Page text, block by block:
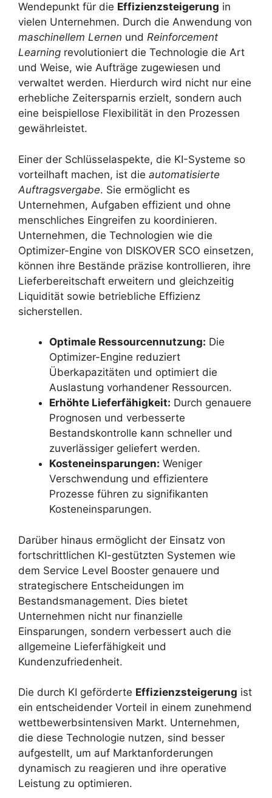
Wendepunkt für die Effizienzsteigerung in
vielen Unternehmen. Durch die Anwendung von
maschinellem Lernen und Reinforcement
Learning revolutioniert die Technologie die Art
und Weise, wie Aufträge zugewiesen und
verwaltet werden. Hierdurch wird nicht nur eine
erhebliche Zeitersparnis erzielt, sondern auch
eine beispiellose Flexibilität in den Prozessen
gewährleistet.
Einer der Schlüsselaspekte, die KI-Systeme so
vorteilhaft machen, ist die automatisierte
Auftragsvergabe. Sie ermöglicht es
Unternehmen, Aufgaben effizient und ohne
menschliches Eingreifen zu koordinieren.
Unternehmen, die Technologien wie die
Optimizer-Engine von DISKOVER SCO einsetzen,
können ihre Bestände präzise kontrollieren, ihre
Lieferbereitschaft erweitern und gleichzeitig
Liquidität sowie betriebliche Effizienz
sicherstellen.
Optimale Ressourcennutzung: Die
Optimizer-Engine reduziert
Überkapazitäten und optimiert die
Auslastung vorhandener Ressourcen.
Erhöhte Lieferfähigkeit: Durch genauere
Prognosen und verbesserte
Bestandskontrolle kann schneller und
zuverlässiger geliefert werden.
Kosteneinsparungen: Weniger
Verschwendung und effizientere
Prozesse führen zu signifikanten
Kosteneinsparungen.
Darüber hinaus ermöglicht der Einsatz von
fortschrittlichen KI-gestützten Systemen wie
dem Service Level Booster genauere und
strategischere Entscheidungen im
Bestandsmanagement. Dies bietet
Unternehmen nicht nur finanzielle
Einsparungen, sondern verbessert auch die
allgemeine Lieferfähigkeit und
Kundenzufriedenheit.
Die durch KI geförderte Effizienzsteigerung ist
ein entscheidender Vorteil in einem zunehmend
wettbewerbsintensiven Markt. Unternehmen,
die diese Technologie nutzen, sind besser
aufgestellt, um auf Marktanforderungen
dynamisch zu reagieren und ihre operative
Leistung zu optimieren.